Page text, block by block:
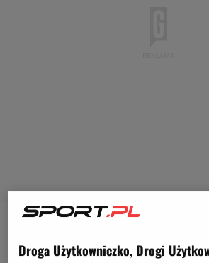
medialnych spekulacjach dot.
Droga Użytkowniczko, Drogi